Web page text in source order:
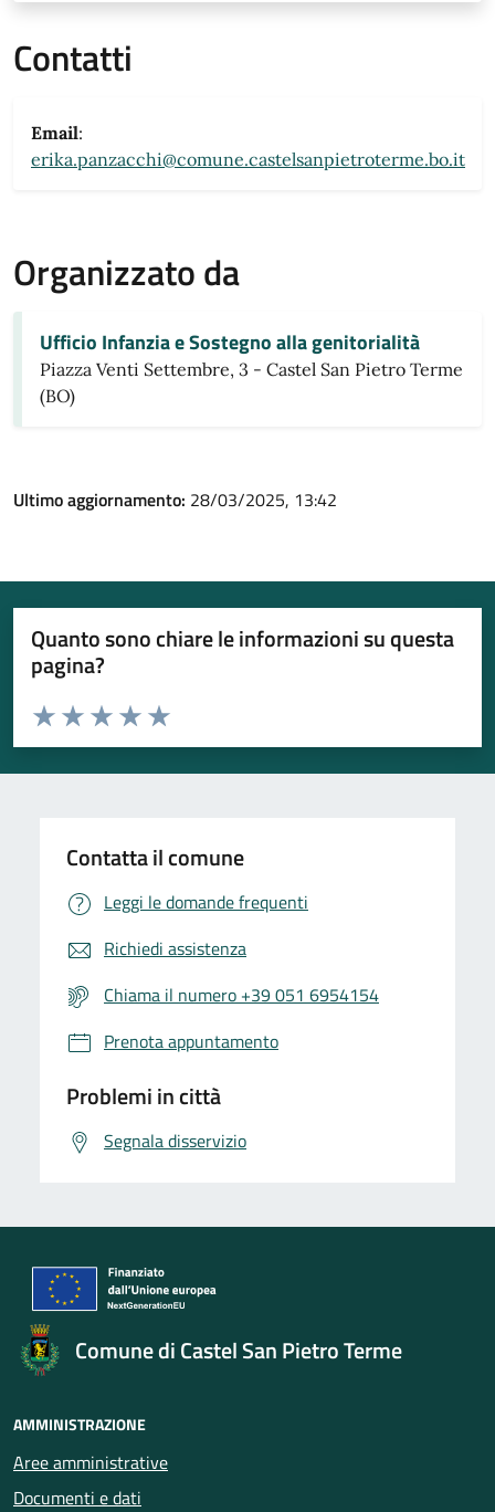
Contatti
Email:
erika.panzacchi@comune.castelsanpietroterme.bo.it
Organizzato da
Ufficio Infanzia e Sostegno alla genitorialità
Piazza Venti Settembre, 3 - Castel San Pietro Terme
(BO)
Ultimo aggiornamento: 28/03/2025, 13:42
Quanto sono chiare le informazioni su questa
pagina?
Valuta da 1 a 5 stelle la pagina
Valuta 5 stelle su 5
Valuta 4 stelle su 5
Valuta 3 stelle su 5
Valuta 2 stelle su 5
Valuta 1 stelle su 5
Contatta il comune
Leggi le domande frequenti
Richiedi assistenza
Chiama il numero +39 051 6954154
Prenota appuntamento
Problemi in città
Segnala disservizio
Comune di Castel San Pietro Terme
AMMINISTRAZIONE
Aree amministrative
Documenti e dati